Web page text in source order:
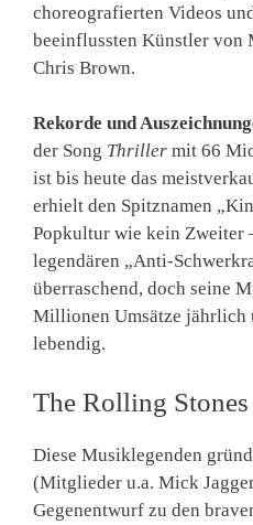
choreografierten Videos
beeinflussten Künstler von
Chris Brown.
Rekorde und
der Song Thriller mit 66
ist bis heute das
erhielt den Spitznamen
Popkultur wie kein Zweiter
legendären „Anti-
überraschend, doch seine
Millionen Umsätze jährlich
lebendig.
The Rolling Stones
Diese Musiklegenden
(Mitglieder u.a. Mick
Gegenentwurf zu den